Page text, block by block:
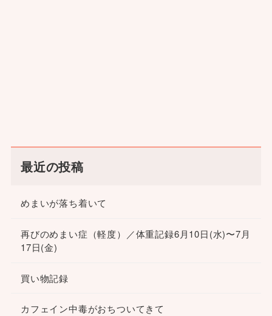
最近の投稿
めまいが落ち着いて
再びのめまい症（軽度）／体重記録6月10日(水)〜7月
17日(金)
買い物記録
カフェイン中毒がおちついてきて